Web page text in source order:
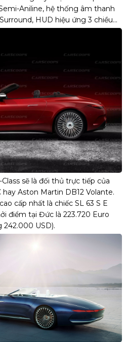
Aniline, hệ thống âm thanh
HUD hiệu ứng 3 chiều...
sẽ là đối thủ trực tiếp của
Aston Martin DB12 Volante.
cấp nhất là chiếc SL 63 S E
điểm tại Đức là 223.720 Euro
242.000 USD).